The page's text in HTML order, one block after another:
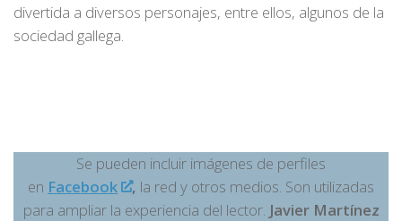
divertida a diversos personajes, entre ellos, algunos de la
sociedad gallega.
Se pueden incluir imágenes de perfiles
en Facebook , la red y otros medios. Son utilizadas
para ampliar la experiencia del lector. Javier Martínez